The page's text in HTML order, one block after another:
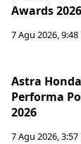
Awards 2026
7 Agu 2026, 9:48
Astra
Performa
2026
7 Agu 2026, 3:57